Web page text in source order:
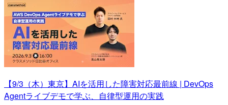
【9/3（木）東京】AIを活用した障害対応最前線 | DevOps
Agentライブデモで学ぶ、自律型運用の実践